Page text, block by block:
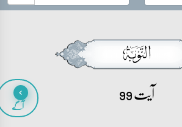
آیت 99 آگے